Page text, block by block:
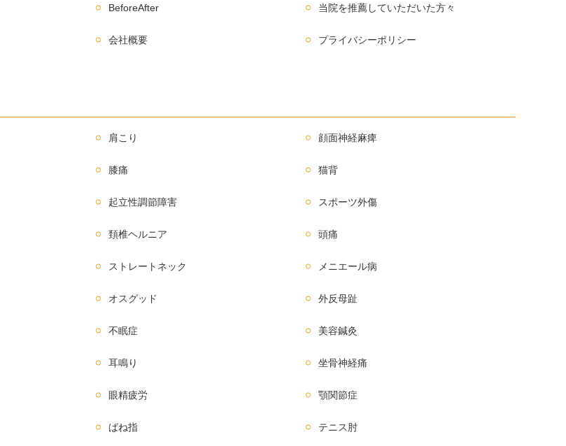
BeforeAfter 当院を推薦していただいた方々
会社概要 プライバシーポリシー
肩こり 顔面神経麻痺
膝痛 猫背
起立性調節障害 スポーツ外傷
頚椎ヘルニア 頭痛
ストレートネック メニエール病
オスグッド 外反母趾
不眠症 美容鍼灸
耳鳴り 坐骨神経痛
眼精疲労 顎関節症
ばね指 テニス肘